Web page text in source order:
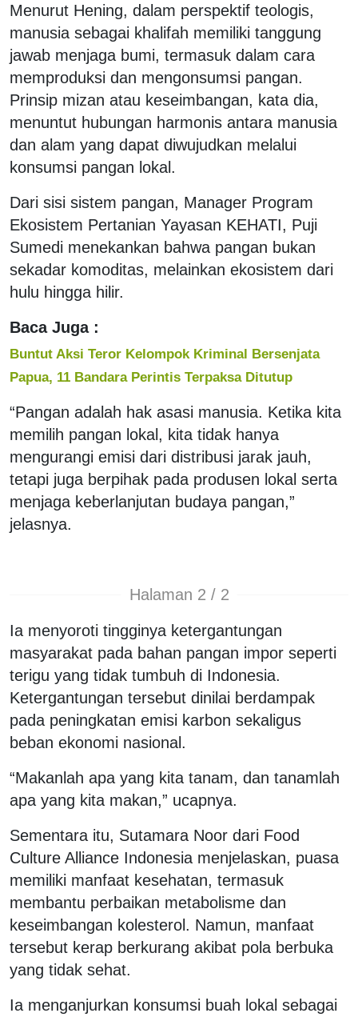
Menurut Hening, dalam perspektif teologis,
manusia sebagai khalifah memiliki tanggung
jawab menjaga bumi, termasuk dalam cara
memproduksi dan mengonsumsi pangan.
Prinsip mizan atau keseimbangan, kata dia,
menuntut hubungan harmonis antara manusia
dan alam yang dapat diwujudkan melalui
konsumsi pangan lokal.
Dari sisi sistem pangan, Manager Program
Ekosistem Pertanian Yayasan KEHATI, Puji
Sumedi menekankan bahwa pangan bukan
sekadar komoditas, melainkan ekosistem dari
hulu hingga hilir.
Baca Juga :
Buntut Aksi Teror Kelompok Kriminal Bersenjata
Papua, 11 Bandara Perintis Terpaksa Ditutup
“Pangan adalah hak asasi manusia. Ketika kita
memilih pangan lokal, kita tidak hanya
mengurangi emisi dari distribusi jarak jauh,
tetapi juga berpihak pada produsen lokal serta
menjaga keberlanjutan budaya pangan,”
jelasnya.
Halaman 2 / 2
Ia menyoroti tingginya ketergantungan
masyarakat pada bahan pangan impor seperti
terigu yang tidak tumbuh di Indonesia.
Ketergantungan tersebut dinilai berdampak
pada peningkatan emisi karbon sekaligus
beban ekonomi nasional.
“Makanlah apa yang kita tanam, dan tanamlah
apa yang kita makan,” ucapnya.
Sementara itu, Sutamara Noor dari Food
Culture Alliance Indonesia menjelaskan, puasa
memiliki manfaat kesehatan, termasuk
membantu perbaikan metabolisme dan
keseimbangan kolesterol. Namun, manfaat
tersebut kerap berkurang akibat pola berbuka
yang tidak sehat.
Ia menganjurkan konsumsi buah lokal sebagai